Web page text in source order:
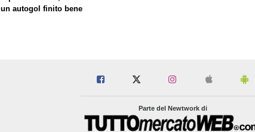
un autogol finito bene
Parte del Newtwork di